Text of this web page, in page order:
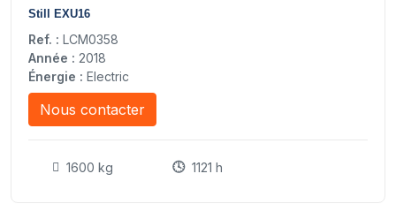
Still EXU16
Ref. : LCM0358
Année : 2018
Énergie : Electric
Nous contacter
1600 kg 1121 h